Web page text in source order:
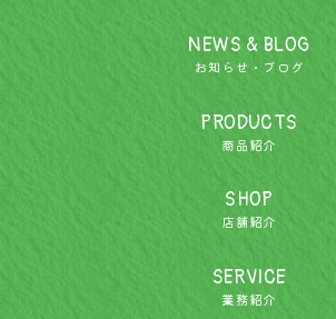
NEWS & BLOG
お知らせ・ブログ
PRODUCTS
商品紹介
SHOP
店舗紹介
SERVICE
業務紹介